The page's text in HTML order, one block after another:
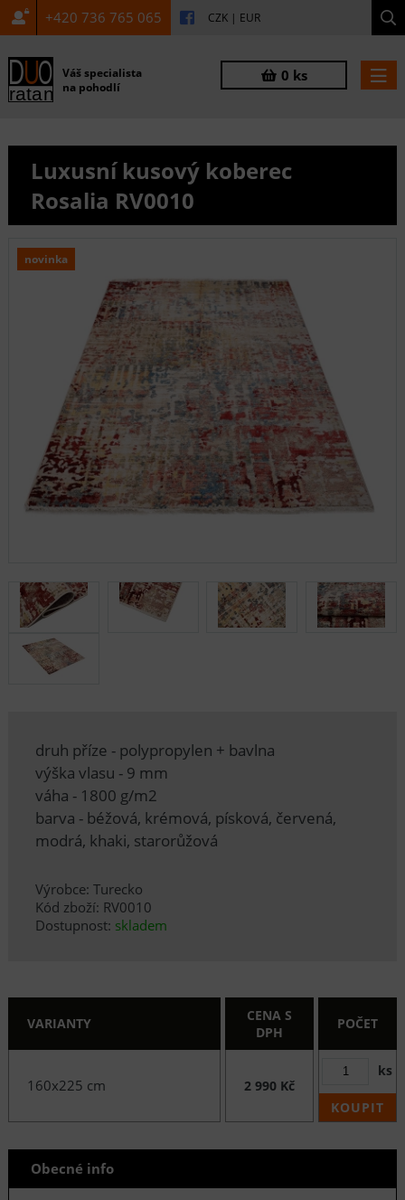
+420 736 765 065 CZK | EUR
Váš specialista
na pohodlí
0 ks
Luxusní kusový koberec
Rosalia RV0010
novinka
druh příze - polypropylen + bavlna
výška vlasu - 9 mm
váha - 1800 g/m2
barva - béžová, krémová, písková, červená,
modrá, khaki, starorůžová
Výrobce: Turecko
Kód zboží: RV0010
Dostupnost: skladem
VARIANTY
CENA S
DPH
POČET
160x225 cm 2 990 Kč
ks
KOUPIT
Obecné info